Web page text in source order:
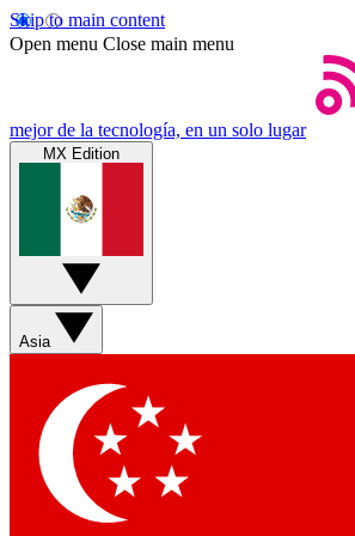
Skip to main content
Open menu Close main menu
mejor de la tecnología, en un solo lugar
MX Edition
Asia